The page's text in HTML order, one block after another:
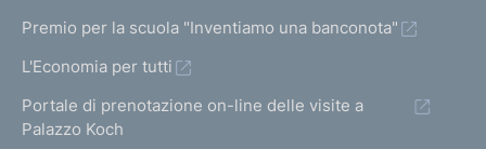
Premio per la scuola "Inventiamo una banconota"
L'Economia per tutti
Portale di prenotazione on-line delle visite a
Palazzo Koch